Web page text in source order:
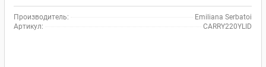
Производитель:
Emiliana Serbatoi
Артикул:
CARRY220YLID